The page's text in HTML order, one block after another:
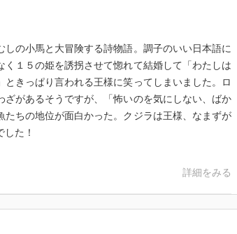
！
かく正解ルートを教えてくれるのに、言う事聞かな
イワンがばかじゃなかったら、本の厚さも半分に
フラ繰り広げる（巻き込まれる？）冒険はびっく
くなったら今度は一緒に読みたいなーと思いまし
かもしれませんが……。
の小馬と大冒険する詩物語。調子のいい日本語に
１５の姫を誘拐させて惚れて結婚して「わたしは
ときっぱり言われる王様に笑ってしまいました。ロ
ざがあるそうですが、「怖いのを気にしない、ばか
たちの地位が面白かった。クジラは王様、なまずが
た！
詳細をみる